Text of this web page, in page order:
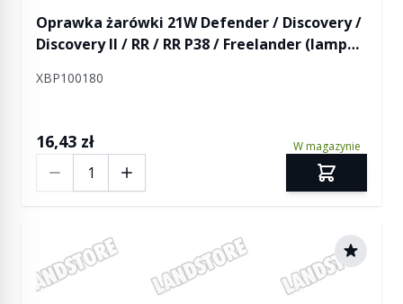
Oprawka żarówki 21W Defender / Discovery /
Discovery II / RR / RR P38 / Freelander (lampa
XBP100180
16,43 zł W magazynie